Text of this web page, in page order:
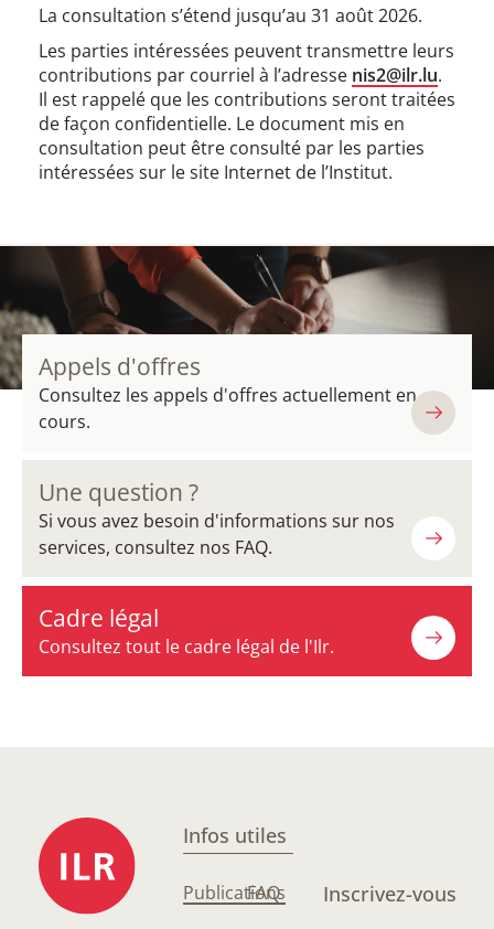
La consultation s’étend jusqu’au 31 août 2026.
Les parties intéressées peuvent transmettre leurs
contributions par courriel à l’adresse nis2@ilr.lu.
Il est rappelé que les contributions seront traitées
de façon confidentielle. Le document mis en
consultation peut être consulté par les parties
intéressées sur le site Internet de l’Institut.
Appels d'offres
Consultez les appels d'offres actuellement en
cours.
Une question ?
Si vous avez besoin d'informations sur nos
services, consultez nos FAQ.
Cadre légal
Consultez tout le cadre légal de l'Ilr.
Infos utiles
Publications
FAQ Inscrivez-vous